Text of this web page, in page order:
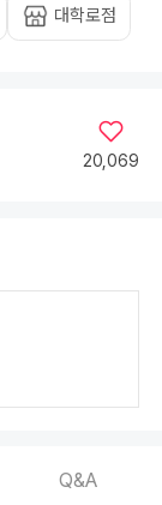
대학로점
20,069
Q&A